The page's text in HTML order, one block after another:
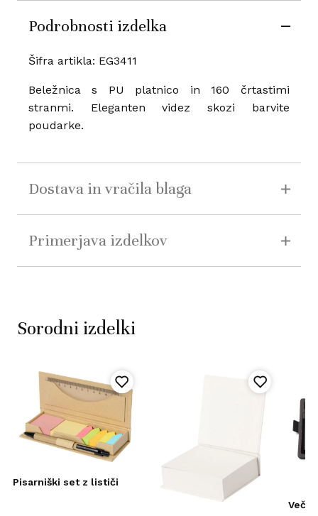
Podrobnosti izdelka
Šifra artikla: EG3411
Beležnica s PU platnico in 160 črtastimi
stranmi. Eleganten videz skozi barvite
poudarke.
Dostava in vračila blaga
Primerjava izdelkov
Sorodni izdelki
Pisarniški set z lističi